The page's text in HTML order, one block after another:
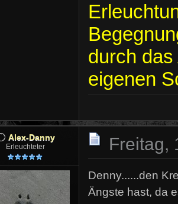
durch
eigenen
Alex-Danny
Erleuchteter Freitag,
Denny......den
Ängste hast, da